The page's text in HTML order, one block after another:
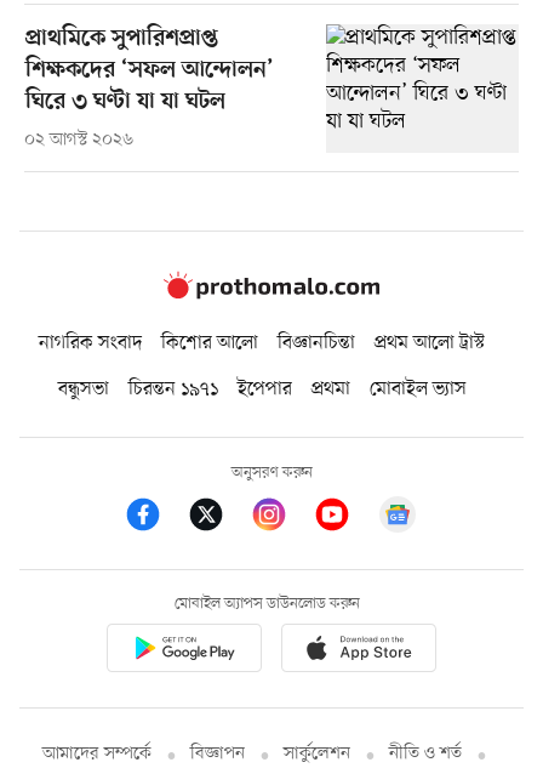
প্রাথমিকে সুপারিশপ্রাপ্ত
শিক্ষকদের ‘সফল আন্দোলন’
ঘিরে ৩ ঘণ্টা যা যা ঘটল
০২ আগস্ট ২০২৬
নাগরিক সংবাদ কিশোর আলো বিজ্ঞানচিন্তা
প্রথম আলো ট্রাস্ট
বন্ধুসভা
চিরন্তন ১৯৭১ ইপেপার প্রথমা মোবাইল ভ্যাস
অনুসরণ করুন
মোবাইল অ্যাপস ডাউনলোড করুন
আমাদের সম্পর্কে বিজ্ঞাপন সার্কুলেশন নীতি ও শর্ত